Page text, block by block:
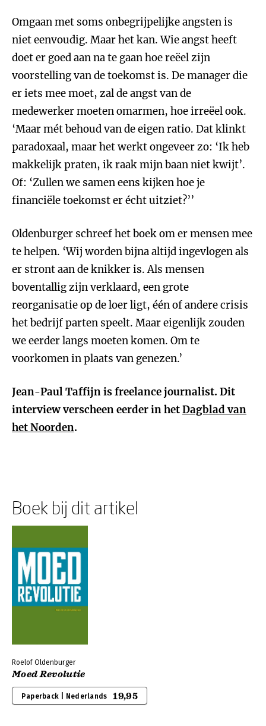
Omgaan met soms onbegrijpelijke angsten is
niet eenvoudig. Maar het kan. Wie angst heeft
doet er goed aan na te gaan hoe reëel zijn
voorstelling van de toekomst is. De manager die
er iets mee moet, zal de angst van de
medewerker moeten omarmen, hoe irreëel ook.
‘Maar mét behoud van de eigen ratio. Dat klinkt
paradoxaal, maar het werkt ongeveer zo: ‘Ik heb
makkelijk praten, ik raak mijn baan niet kwijt’.
Of: ‘Zullen we samen eens kijken hoe je
financiële toekomst er écht uitziet?’’
Oldenburger schreef het boek om er mensen mee
te helpen. ‘Wij worden bijna altijd ingevlogen als
er stront aan de knikker is. Als mensen
boventallig zijn verklaard, een grote
reorganisatie op de loer ligt, één of andere crisis
het bedrijf parten speelt. Maar eigenlijk zouden
we eerder langs moeten komen. Om te
voorkomen in plaats van genezen.’
Jean-Paul Taffijn is freelance journalist. Dit
interview verscheen eerder in hetDagblad van
het Noorden.
Boek bij dit artikel
Roelof Oldenburger
Moed Revolutie
Paperback | Nederlands 19,95